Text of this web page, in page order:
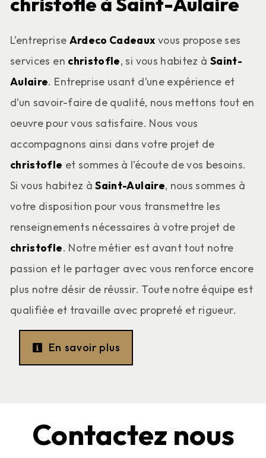
L’entreprise Ardeco Cadeauxvous propose ses
services en christofle, si vous habitez à Saint-
Aulaire. Entreprise usant d’une expérience et
d’un savoir-faire de qualité, nous mettons tout en
oeuvre pour vous satisfaire. Nous vous
accompagnons ainsi dans votre projet de
christofle et sommes à l’écoute de vos besoins.
Si vous habitez àSaint-Aulaire, nous sommes à
votre disposition pour vous transmettre les
renseignements nécessaires à votre projet de
christofle. Notre métier est avant tout notre
passion et le partager avec vous renforce encore
plus notre désir de réussir. Toute notre équipe est
qualifiée et travaille avec propreté et rigueur.
En savoir plus
Contactez nous